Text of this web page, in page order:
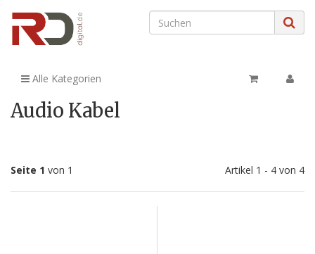
Alle Kategorien
Audio Kabel
Seite 1 von 1 Artikel 1 - 4 von 4